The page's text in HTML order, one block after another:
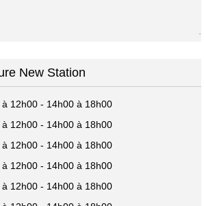
-
New Station
12h00 - 14h00 à 18h00
12h00 - 14h00 à 18h00
12h00 - 14h00 à 18h00
12h00 - 14h00 à 18h00
12h00 - 14h00 à 18h00